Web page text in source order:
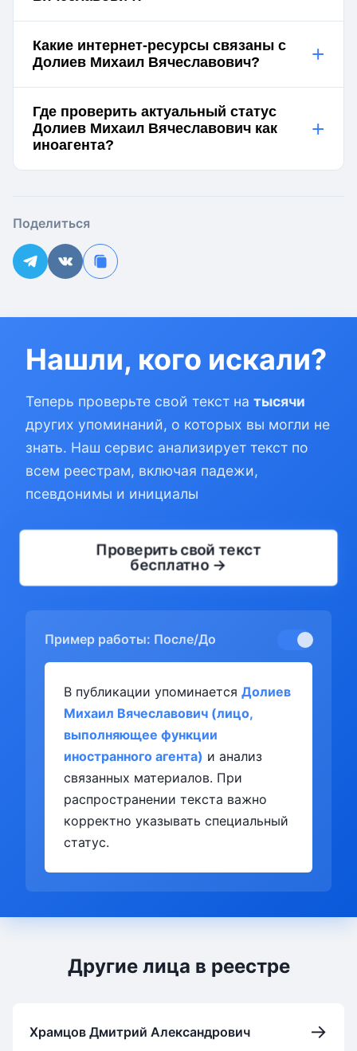
Какие интернет-ресурсы связаны с
Долиев Михаил Вячеславович?
+
Где проверить актуальный статус
Долиев Михаил Вячеславович как
иноагента?
+
Поделиться
Нашли, кого искали?
Теперь проверьте свой текст на тысячи
других упоминаний, о которых вы могли не
знать. Наш сервис анализирует текст по
всем реестрам, включая падежи,
псевдонимы и инициалы
Проверить свой текст
бесплатно →
Пример работы: После/До
В публикации упоминается Долиев
Михаил Вячеславович (лицо,
выполняющее функции
иностранного агента) и анализ
связанных материалов. При
распространении текста важно
корректно указывать специальный
статус.
Другие лица в реестре
Храмцов Дмитрий Александрович →